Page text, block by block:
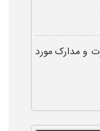
و مدارک مورد